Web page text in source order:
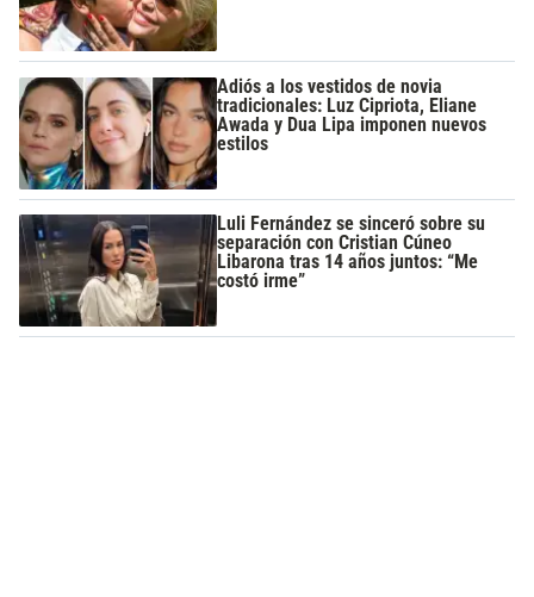
Adiós a los vestidos de novia
tradicionales: Luz Cipriota, Eliane
Awada y Dua Lipa imponen nuevos
estilos
Luli Fernández se sinceró sobre su
separación con Cristian Cúneo
Libarona tras 14 años juntos: “Me
costó irme”